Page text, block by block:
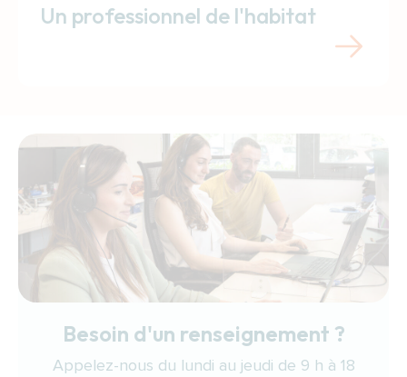
Un professionnel de l'habitat
Besoin d'un renseignement ?
Appelez-nous du lundi au jeudi de 9 h à 18